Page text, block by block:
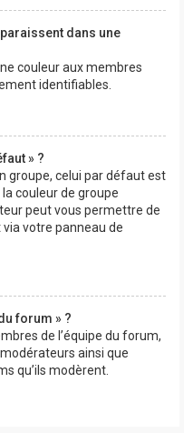
dans une
couleur aux membres
identifiables.
» ?
groupe, celui par défaut est
couleur de groupe
peut vous permettre de
votre panneau de
forum » ?
de l’équipe du forum,
ainsi que
qu’ils modèrent.